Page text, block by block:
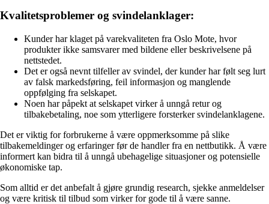
Kvalitetsproblemer og svindelanklager:
Kunder har klaget på varekvaliteten fra Oslo Mote, hvor
produkter ikke samsvarer med bildene eller beskrivelsene på
nettstedet.
Det er også nevnt tilfeller av svindel, der kunder har følt seg lurt
av falsk markedsføring, feil informasjon og manglende
oppfølging fra selskapet.
Noen har påpekt at selskapet virker å unngå retur og
tilbakebetaling, noe som ytterligere forsterker svindelanklagene.
Det er viktig for forbrukerne å være oppmerksomme på slike
tilbakemeldinger og erfaringer før de handler fra en nettbutikk. Å være
informert kan bidra til å unngå ubehagelige situasjoner og potensielle
økonomiske tap.
Som alltid er det anbefalt å gjøre grundig research, sjekke anmeldelser
og være kritisk til tilbud som virker for gode til å være sanne.